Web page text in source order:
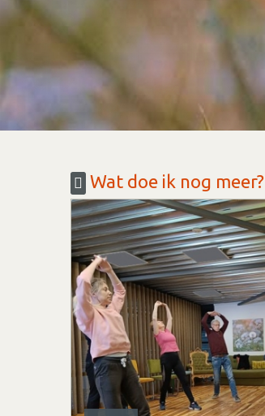
Wat doe ik nog meer?